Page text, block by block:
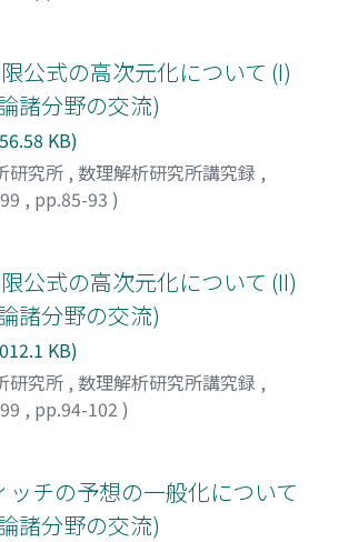
限公式の高次元化について (I)
諸分野の交流)
KB)
研究所 , 数理解析研究所講究録 ,
, pp.85-93 )
限公式の高次元化について (II)
諸分野の交流)
KB)
研究所 , 数理解析研究所講究録 ,
, pp.94-102 )
ッチの予想の一般化について
諸分野の交流)